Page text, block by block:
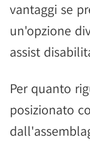
vantaggi se
un'opzione
assist
Per quanto
posizionato